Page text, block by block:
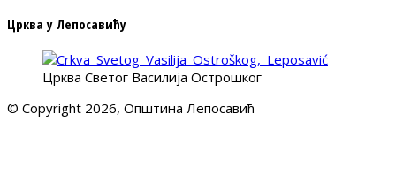
Црква у Лепосавићу
Црква Светог Василија Острошког
© Copyright 2026, Општина Лепосавић